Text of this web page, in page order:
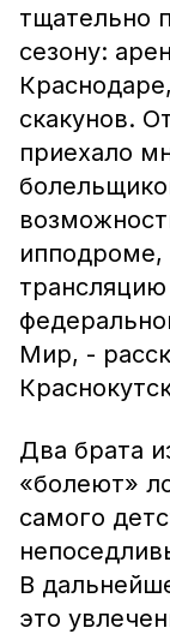
тщательно
сезону:
скакунов.
приехало
Мир, -
Два брата
«болеют»
самого
В
это